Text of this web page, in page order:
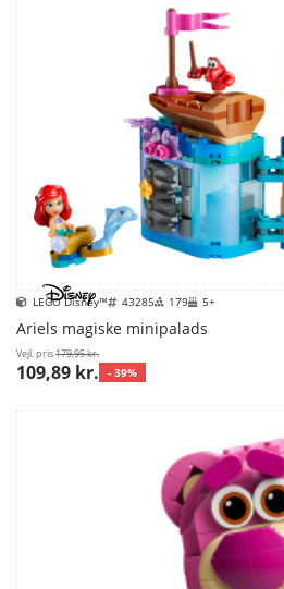
LEGO Disney™ 43285 179 5+
Ariels magiske minipalads
Vejl. pris179,95 kr.
109,89 kr. - 39%